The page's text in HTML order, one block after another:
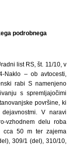
podrobnega
list RS, št. 11/10, v
Naklo – ob avtocesti,
rabi S namenjeno
s spremljajočimi
površine, ki
V naravi
vzhodnem delu roba
cca 50 m ter zajema
309/1 (del), 310/10,